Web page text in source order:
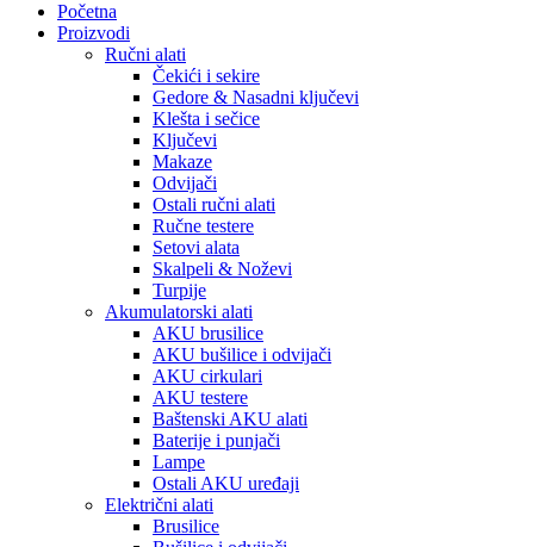
Početna
Proizvodi
Ručni alati
Čekići i sekire
Gedore & Nasadni ključevi
Klešta i sečice
Ključevi
Makaze
Odvijači
Ostali ručni alati
Ručne testere
Setovi alata
Skalpeli & Noževi
Turpije
Akumulatorski alati
AKU brusilice
AKU bušilice i odvijači
AKU cirkulari
AKU testere
Baštenski AKU alati
Baterije i punjači
Lampe
Ostali AKU uređaji
Električni alati
Brusilice